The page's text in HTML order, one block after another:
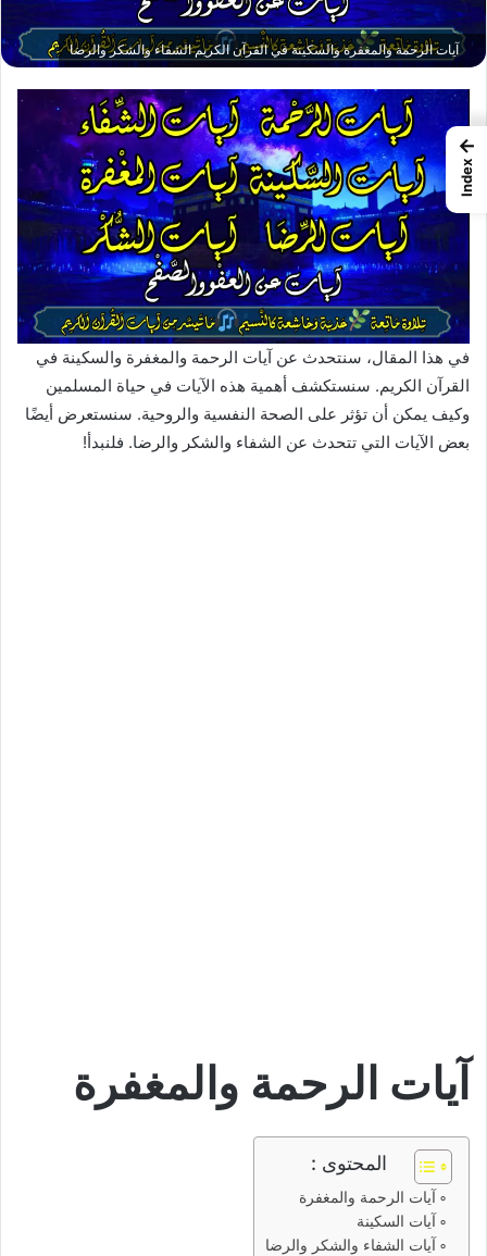
آيات الرحمة والمغفرة والسكينة في القرآن الكريم الشفاء والشكر والرضا
في هذا المقال، سنتحدث عن آيات الرحمة والمغفرة والسكينة في
القرآن الكريم. سنستكشف أهمية هذه الآيات في حياة المسلمين
وكيف يمكن أن تؤثر على الصحة النفسية والروحية. سنستعرض أيضًا
بعض الآيات التي تتحدث عن الشفاء والشكر والرضا. فلنبدأ!
آيات الرحمة والمغفرة
المحتوى :
آيات الرحمة والمغفرة
آيات السكينة
آيات الشفاء والشكر والرضا
←
Index